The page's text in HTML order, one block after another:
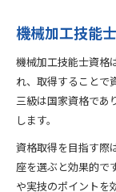
機械加工技能
機械加工技能士資格
れ、取得することで
三級は国家資格であ
します。
資格取得を目指す際
座を選ぶと効果的で
や実技のポイントを